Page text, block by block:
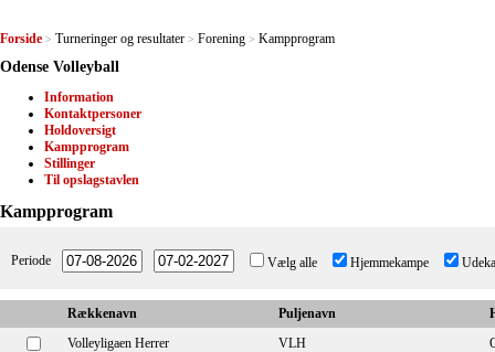
Forside > Turneringer og resultater > Forening > Kampprogram
Odense Volleyball
Information
Kontaktpersoner
Holdoversigt
Kampprogram
Stillinger
Til opslagstavlen
Kampprogram
Periode Vælg alle Hjemmekampe
Rækkenavn Puljenavn
Volleyligaen Herrer
VLH